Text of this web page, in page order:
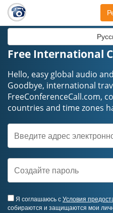
Free International
Hello, easy global audio
Goodbye, international
FreeConferenceCall.com,
countries and time zones
Я соглашаюсь сУсловия
собираются и защищаются мои